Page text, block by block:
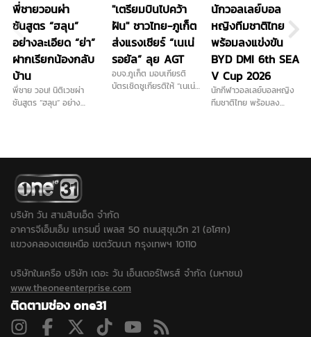
พี่ชายวอนผ่า
ชันสูตร “ฮลุน”
อย่างละเอียด “ย่า”
ฝากเรียกน้องกลับ
บ้าน
พี่ชาย วอน! นิติเวชผ่า
ชันสูตร “ฮลุน” อย่าง
เท่านั้น...
"เตรียมบินไปคว้า
ฝัน" ชาวไทย-ภูเก็ต
ส่งแรงเชียร์ “เนเน่
รอยัล” ลุย AGT
อบจ.ภูเก็ต มอบเกียรติ
บัตรเชิดชูเกียรติให้ “เนเน่
นักวอลเลย์บอล
หญิงทีมชาติไทย
พร้อมลงแข่งขัน
BYD DMI 6th SEA
V Cup 2026
นักกีฬาวอลเลย์บอลหญิง
ทีมชาติไทย พร้อมลง
บริษัท วัน สามสิบเอ็ด จำกัด
อาคารจีเอ็มเอ็ม แกรมมี่ เพลส 50 ถนนสุขุมวิท 21 (อโศก)
แขวงคลองเตยเหนือ เขตวัฒนา กรุงเทพฯ 10110
บริษัทในเครือ บริษัท เดอะ วัน เอ็นเตอร์ไพรส์ จำกัด (มหาชน)
www.theoneenterprise.com
ติดตามช่อง one31